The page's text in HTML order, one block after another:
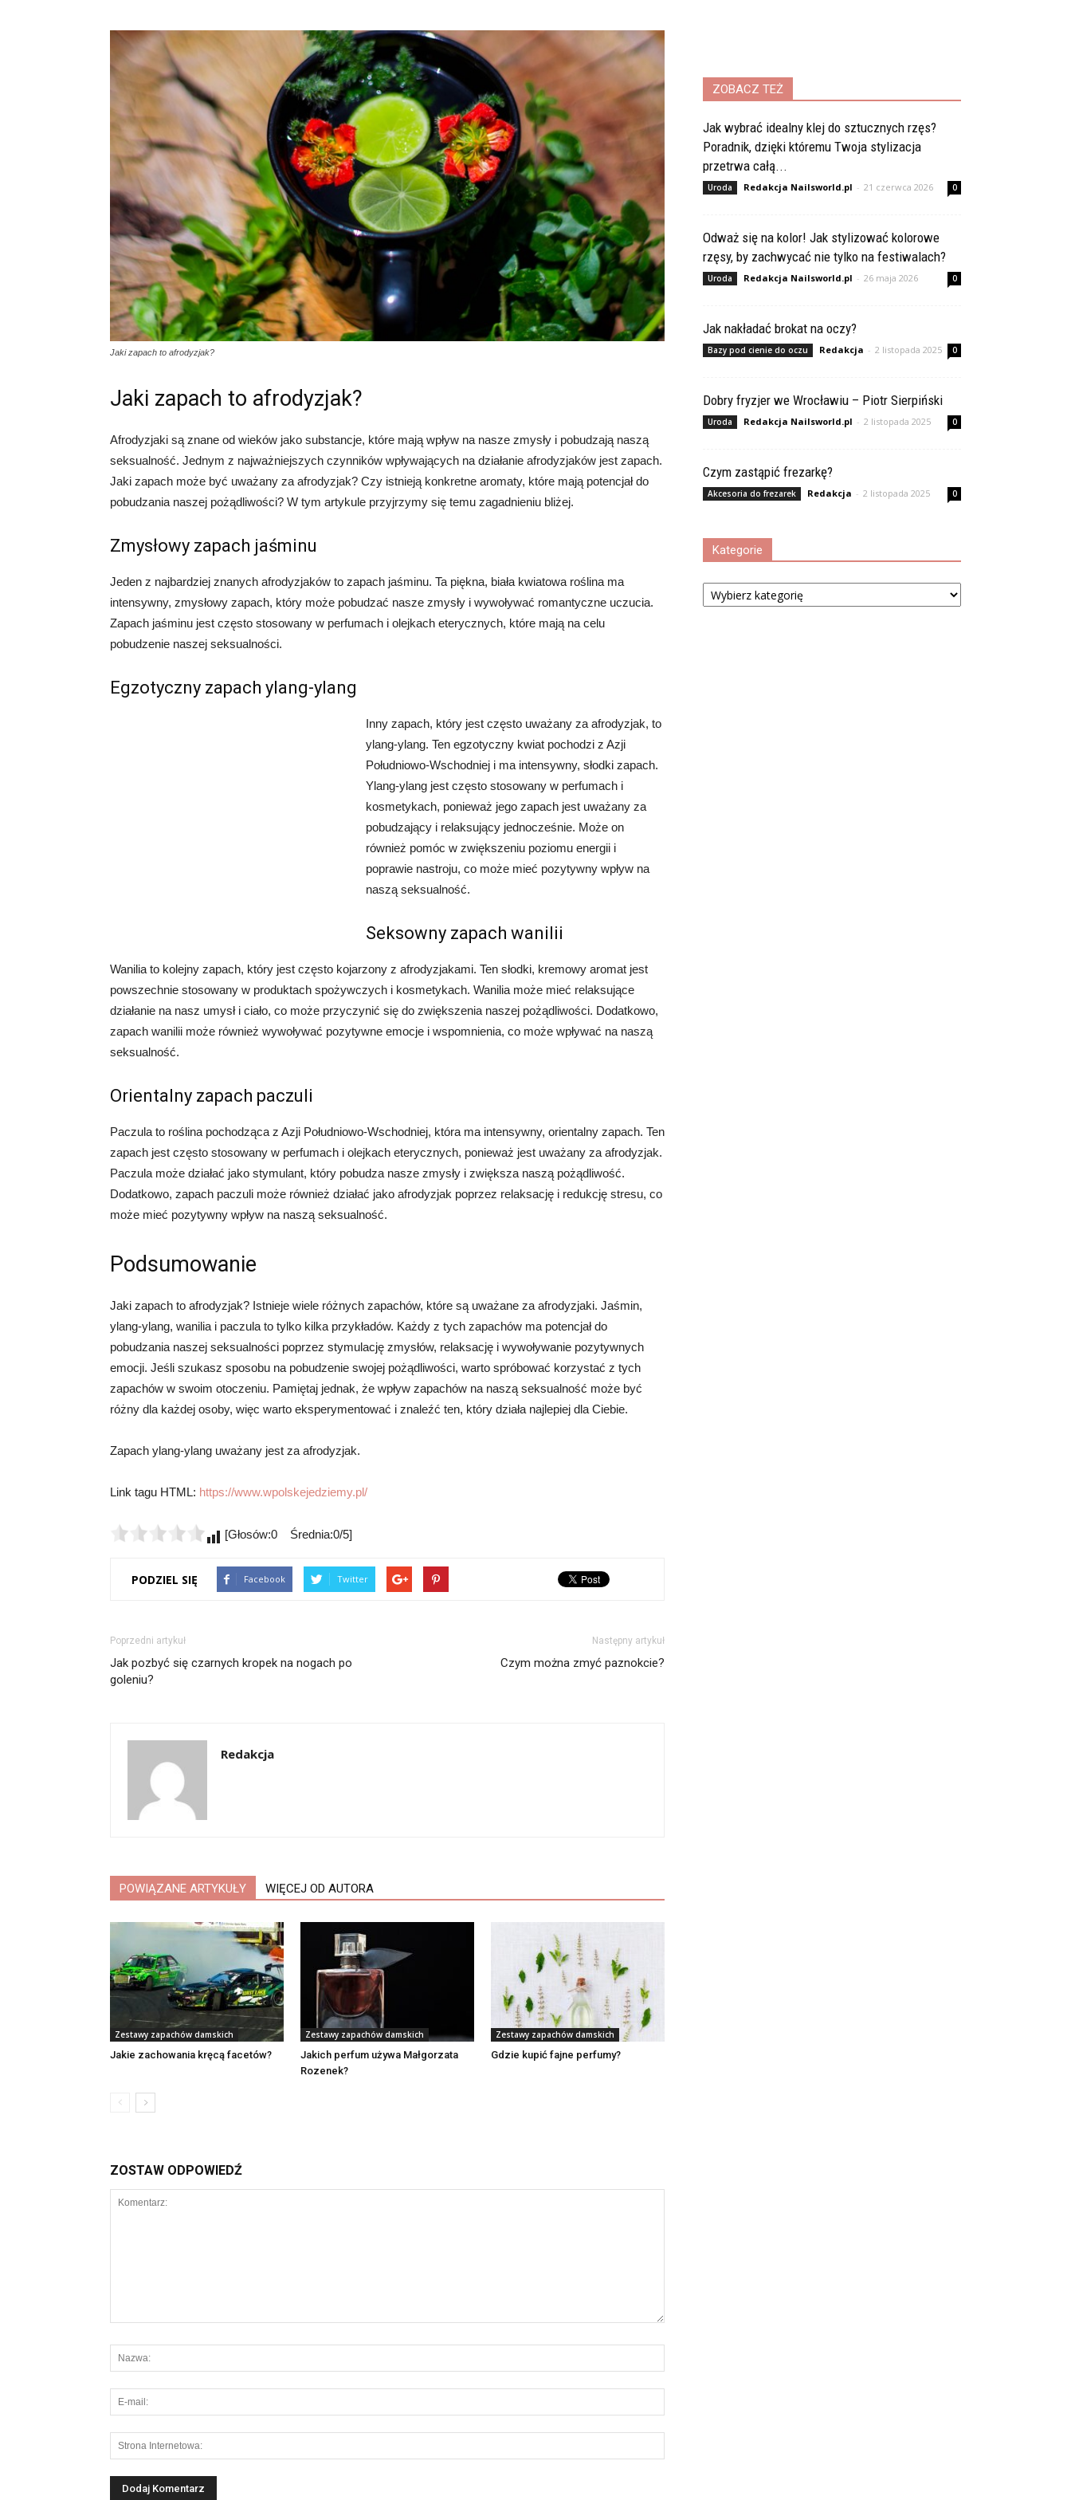
Jaki zapach to afrodyzjak?
Jaki zapach to afrodyzjak?
Afrodyzjaki są znane od wieków jako substancje, które mają wpływ na nasze zmysły i pobudzają naszą
seksualność. Jednym z najważniejszych czynników wpływających na działanie afrodyzjaków jest zapach.
Jaki zapach może być uważany za afrodyzjak? Czy istnieją konkretne aromaty, które mają potencjał do
pobudzania naszej pożądliwości? W tym artykule przyjrzymy się temu zagadnieniu bliżej.
Zmysłowy zapach jaśminu
Jeden z najbardziej znanych afrodyzjaków to zapach jaśminu. Ta piękna, biała kwiatowa roślina ma
intensywny, zmysłowy zapach, który może pobudzać nasze zmysły i wywoływać romantyczne uczucia.
Zapach jaśminu jest często stosowany w perfumach i olejkach eterycznych, które mają na celu
pobudzenie naszej seksualności.
Egzotyczny zapach ylang-ylang
Inny zapach, który jest często uważany za afrodyzjak, to
ylang-ylang. Ten egzotyczny kwiat pochodzi z Azji
Południowo-Wschodniej i ma intensywny, słodki zapach.
Ylang-ylang jest często stosowany w perfumach i
kosmetykach, ponieważ jego zapach jest uważany za
pobudzający i relaksujący jednocześnie. Może on
również pomóc w zwiększeniu poziomu energii i
poprawie nastroju, co może mieć pozytywny wpływ na
naszą seksualność.
Seksowny zapach wanilii
Wanilia to kolejny zapach, który jest często kojarzony z afrodyzjakami. Ten słodki, kremowy aromat jest
powszechnie stosowany w produktach spożywczych i kosmetykach. Wanilia może mieć relaksujące
działanie na nasz umysł i ciało, co może przyczynić się do zwiększenia naszej pożądliwości. Dodatkowo,
zapach wanilii może również wywoływać pozytywne emocje i wspomnienia, co może wpływać na naszą
seksualność.
Orientalny zapach paczuli
Paczula to roślina pochodząca z Azji Południowo-Wschodniej, która ma intensywny, orientalny zapach. Ten
zapach jest często stosowany w perfumach i olejkach eterycznych, ponieważ jest uważany za afrodyzjak.
Paczula może działać jako stymulant, który pobudza nasze zmysły i zwiększa naszą pożądliwość.
Dodatkowo, zapach paczuli może również działać jako afrodyzjak poprzez relaksację i redukcję stresu, co
może mieć pozytywny wpływ na naszą seksualność.
Podsumowanie
Jaki zapach to afrodyzjak? Istnieje wiele różnych zapachów, które są uważane za afrodyzjaki. Jaśmin,
ylang-ylang, wanilia i paczula to tylko kilka przykładów. Każdy z tych zapachów ma potencjał do
pobudzania naszej seksualności poprzez stymulację zmysłów, relaksację i wywoływanie pozytywnych
emocji. Jeśli szukasz sposobu na pobudzenie swojej pożądliwości, warto spróbować korzystać z tych
zapachów w swoim otoczeniu. Pamiętaj jednak, że wpływ zapachów na naszą seksualność może być
różny dla każdej osoby, więc warto eksperymentować i znaleźć ten, który działa najlepiej dla Ciebie.
Zapach ylang-ylang uważany jest za afrodyzjak.
Link tagu HTML: https://www.wpolskejedziemy.pl/
[Głosów:0 Średnia:0/5]
PODZIEL SIĘ Facebook Twitter
Poprzedni artykuł
Jak pozbyć się czarnych kropek na nogach po
goleniu?
Następny artykuł
Czym można zmyć paznokcie?
Redakcja
POWIĄZANE ARTYKUŁY WIĘCEJ OD AUTORA
Zestawy zapachów damskich
Jakie zachowania kręcą facetów?
Zestawy zapachów damskich
Jakich perfum używa Małgorzata
Rozenek?
Zestawy zapachów damskich
Gdzie kupić fajne perfumy?
ZOSTAW ODPOWIEDŹ
ZOBACZ TEŻ
Jak wybrać idealny klej do sztucznych rzęs?
Poradnik, dzięki któremu Twoja stylizacja
przetrwa całą...
Uroda Redakcja Nailsworld.pl - 21 czerwca 2026 0
Odważ się na kolor! Jak stylizować kolorowe
rzęsy, by zachwycać nie tylko na festiwalach?
Uroda Redakcja Nailsworld.pl - 26 maja 2026 0
Jak nakładać brokat na oczy?
Bazy pod cienie do oczu Redakcja - 2 listopada 2025 0
Dobry fryzjer we Wrocławiu – Piotr Sierpiński
Uroda Redakcja Nailsworld.pl - 2 listopada 2025 0
Czym zastąpić frezarkę?
Akcesoria do frezarek Redakcja - 2 listopada 2025 0
Kategorie
Kategorie